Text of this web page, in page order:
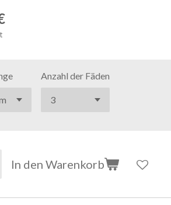
Anzahl der Fäden
In den Warenkorb